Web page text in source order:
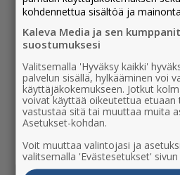
median tuottajana on
ymmärrystä eri alustojen
hyödyistä myös asiakkaan
Me tunnemme pohjoisen.
kun yrityksesi haluaa
vastuunkantajat ja
valveutuneet. Pohjoisen
Ota yhteyttä
kohdennettua sisältöä ja
Kaleva Media ja sen
suostumuksesi
Valitsemalla 'Hyväksy kaikki'
palvelun sisällä, hylkääminen voi
käyttäjäkokemukseen. Jotkut
voivat käyttää oikeutettua etuaan
vastustaa sitä tai muuttaa muita
Asetukset-kohdan.
Voit muuttaa valintojasi ja
valitsemalla 'Evästesetukset'